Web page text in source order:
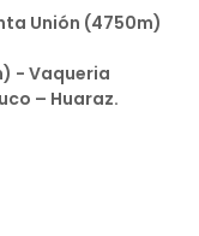
Unión (4750m)
- Vaqueria
– Huaraz.